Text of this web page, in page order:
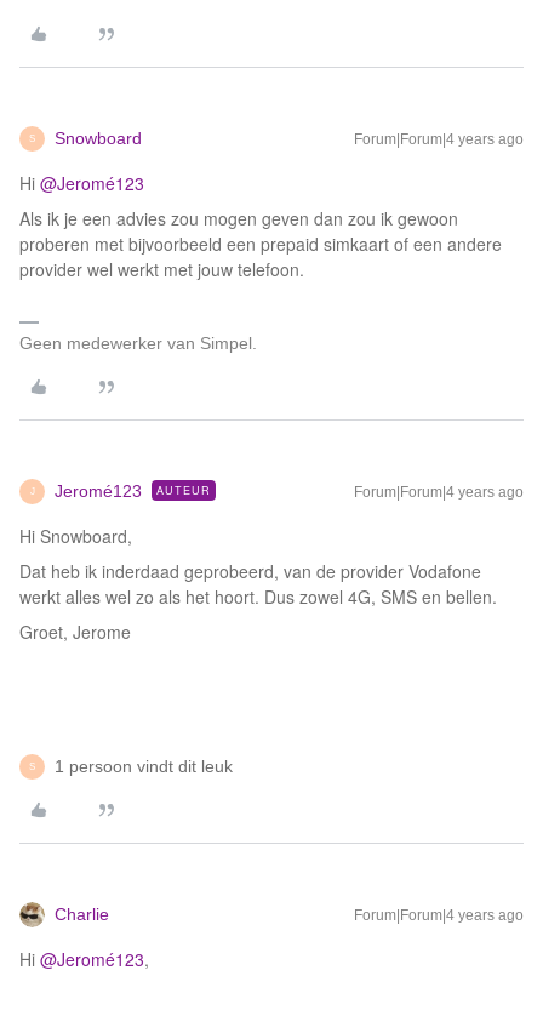
S Snowboard Forum|Forum|4 years ago
Hi @Jeromé123
Als ik je een advies zou mogen geven dan zou ik gewoon
proberen met bijvoorbeeld een prepaid simkaart of een andere
provider wel werkt met jouw telefoon.
Geen medewerker van Simpel.
J Jeromé123 AUTEUR Forum|Forum|4 years ago
Hi Snowboard,
Dat heb ik inderdaad geprobeerd, van de provider Vodafone
werkt alles wel zo als het hoort. Dus zowel 4G, SMS en bellen.
Groet, Jerome
S 1 persoon vindt dit leuk
Charlie Forum|Forum|4 years ago
Hi @Jeromé123,